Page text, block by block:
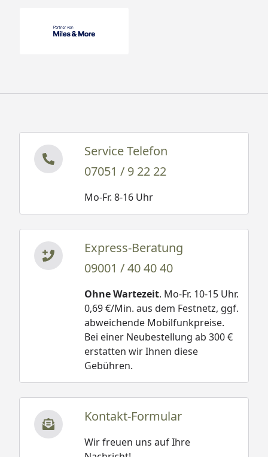
Service Telefon
07051 / 9 22 22
Mo-Fr. 8-16 Uhr
Express-Beratung
09001 / 40 40 40
Ohne Wartezeit. Mo-Fr. 10-15 Uhr.
0,69 €/Min. aus dem Festnetz, ggf.
abweichende Mobilfunkpreise.
Bei einer Neubestellung ab 300 €
erstatten wir Ihnen diese
Gebühren.
Kontakt-Formular
Wir freuen uns auf Ihre